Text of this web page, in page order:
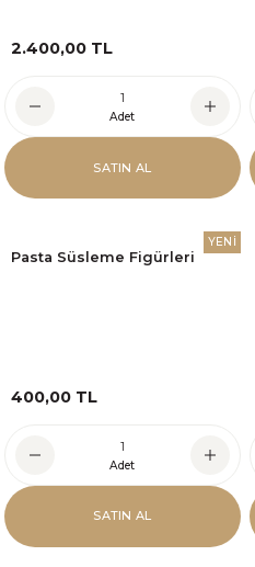
2.400,00 TL
Adet
SATIN AL
YENİ
Pasta Süsleme Figürleri
400,00 TL
Adet
SATIN AL